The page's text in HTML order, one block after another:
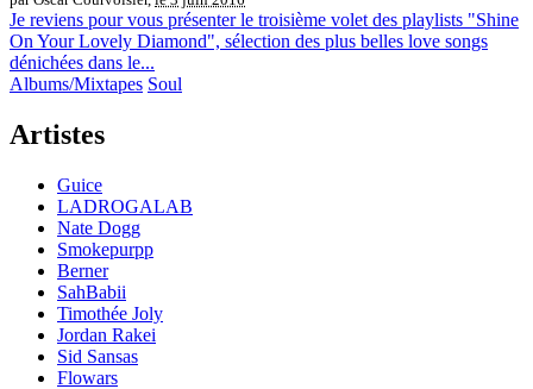
Je reviens pour vous présenter le troisième volet des playlists "Shine
On Your Lovely Diamond", sélection des plus belles love songs
dénichées dans le...
Albums/Mixtapes Soul
Artistes
Guice
LADROGALAB
Nate Dogg
Smokepurpp
Berner
SahBabii
Timothée Joly
Jordan Rakei
Sid Sansas
Flowars